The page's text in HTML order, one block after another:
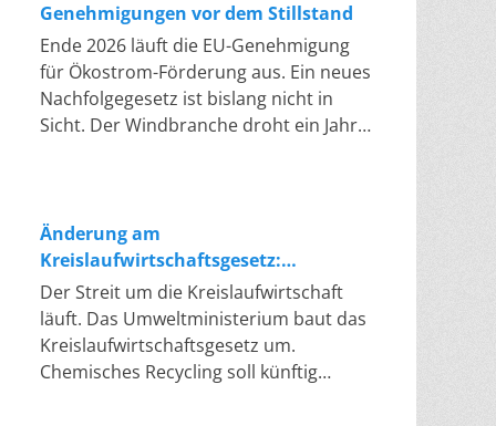
Genehmigungen vor dem Stillstand
Ende 2026 läuft die EU-Genehmigung
für Ökostrom-Förderung aus. Ein neues
Nachfolgegesetz ist bislang nicht in
Sicht. Der Windbranche droht ein Jahr,
Problem hat die Politik tatsächlich
gelöst, die Verfahren laufen heute
deutlich schneller. Die Halbjahresbilanz
der Branche bestätigt dieses Muster:
So viele Windräder wie nie zuvor
wurden genehmigt, doch im ersten
Halbjahr gingen netto nur rund zwei
Änderung am
Kreislaufwirtschaftsgesetz:
Chemisches Recycling soll Lücke
füllen
Der Streit um die Kreislaufwirtschaft
läuft. Das Umweltministerium baut das
Kreislaufwirtschaftsgesetz um.
Chemisches Recycling soll künftig